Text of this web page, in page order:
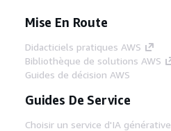
Mise En Route
Didacticiels pratiques AWS
Bibliothèque de solutions AWS
Guides de décision AWS
Guides De Service
Choisir un service d'IA générative